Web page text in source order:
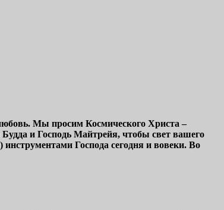
Мы просим Космического Христа –
и Господь Майтрейя, чтобы свет вашего
Господа сегодня и вовеки. Во